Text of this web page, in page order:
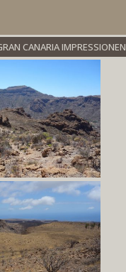
CANARIA IMPRESSIONEN